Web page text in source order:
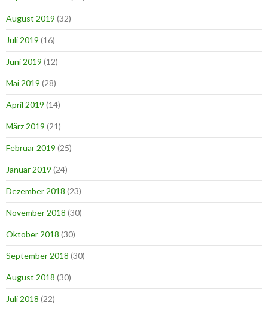
August 2019 (32)
Juli 2019 (16)
Juni 2019 (12)
Mai 2019 (28)
April 2019 (14)
März 2019 (21)
Februar 2019 (25)
Januar 2019 (24)
Dezember 2018 (23)
November 2018 (30)
Oktober 2018 (30)
September 2018 (30)
August 2018 (30)
Juli 2018 (22)